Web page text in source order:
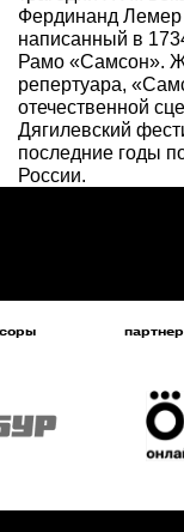
Фердинанд Лемер
написанный в
Рамо «Самсон».
репертуара,
отечественной
Дягилевский
последние годы
России.